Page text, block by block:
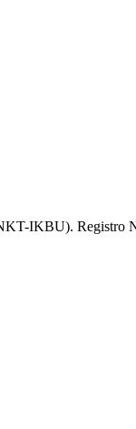
IKBU). Registro